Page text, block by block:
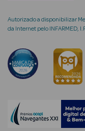
Rosto
Séruns Faciais
Anti-
Autorizado a disponibilizar
da Internet pelo INFARMED,